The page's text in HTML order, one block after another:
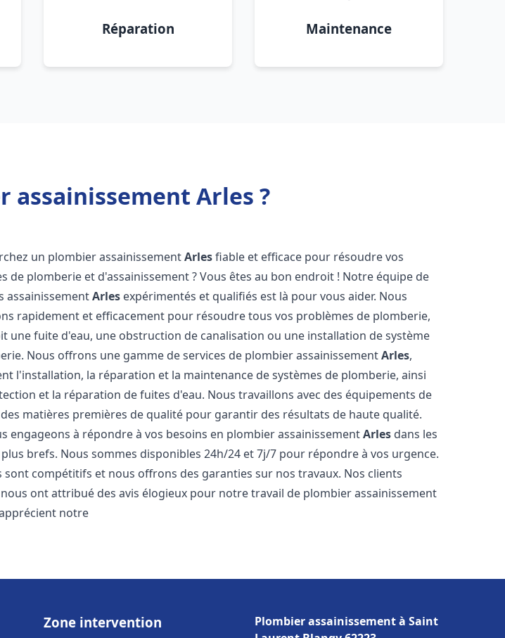
Réparation Maintenance
assainissement Arles ?
un plombier assainissementArlesfiable et efficace pour résoudre vos
de plomberie et d'assainissement ? Vous êtes au bon endroit ! Notre équipe de
assainissementArles expérimentés et qualifiés est là pour vous aider. Nous
rapidement et efficacement pour résoudre tous vos problèmes de plomberie,
une fuite d'eau, une obstruction de canalisation ou une installation de système
Nous offrons une gamme de services de plombier assainissementArles,
l'installation, la réparation et la maintenance de systèmes de plomberie, ainsi
et la réparation de fuites d'eau. Nous travaillons avec des équipements de
matières premières de qualité pour garantir des résultats de haute qualité.
engageons à répondre à vos besoins en plombier assainissementArles dans les
plus brefs. Nous sommes disponibles 24h/24 et 7j/7 pour répondre à vos urgence.
sont compétitifs et nous offrons des garanties sur nos travaux. Nos clients
ont attribué des avis élogieux pour notre travail de plombier assainissement
notre
Zone intervention
Plombier assainissement à Saint